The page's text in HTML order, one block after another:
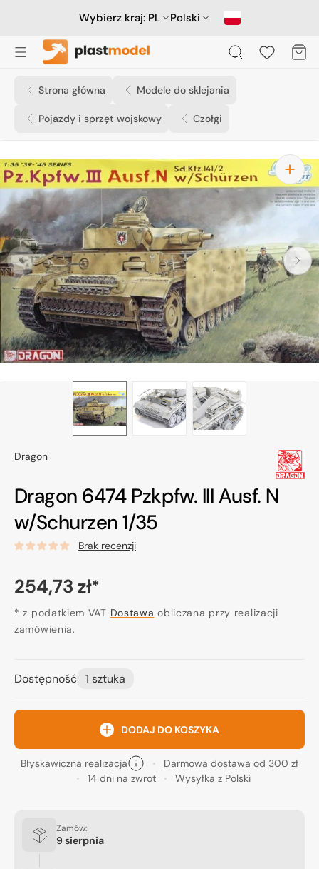
Wybierz kraj: PL Polski
Koszyk
Strona główna Modele do sklejania
Pojazdy i sprzęt wojskowy Czołgi
Otwórz
media
1
w
widoku
galerii
Dragon
Dragon 6474 Pzkpfw. III Ausf. N
w/Schurzen 1/35
Brak recenzji
Cena
regularna
254,73 zł*
* z podatkiem VAT Dostawa obliczana przy realizacji
zamówienia.
Dostępność 1 sztuka
DODAJ DO KOSZYKA
Błyskawiczna realizacja
Darmowa dostawa od 300 zł
14 dni na zwrot
Wysyłka z Polski
Zamów:
9 sierpnia